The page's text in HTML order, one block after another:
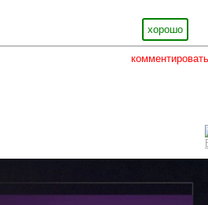
хорошо
комментировать